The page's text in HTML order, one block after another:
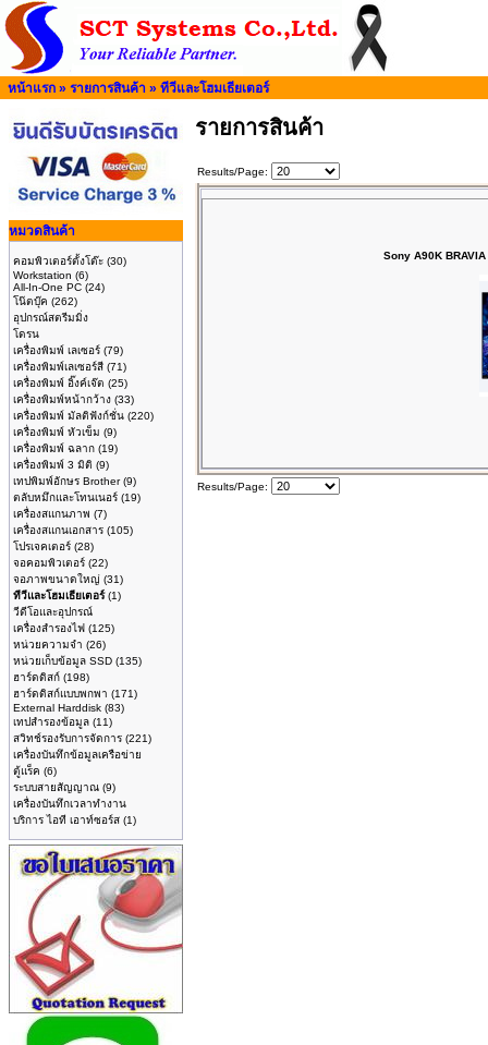
หน้าแรก » รายการสินค้า » ทีวีและโฮมเธียเตอร์
หมวดสินค้า
คอมพิวเตอร์ตั้งโต๊ะ (30)
Workstation (6)
All-In-One PC (24)
โน๊ตบุ๊ค (262)
อุปกรณ์สตรีมมิ่ง
โดรน
เครื่องพิมพ์ เลเซอร์ (79)
เครื่องพิมพ์เลเซอร์สี (71)
เครื่องพิมพ์ อิ๊งค์เจ๊ต (25)
เครื่องพิมพ์หน้ากว้าง (33)
เครื่องพิมพ์ มัลติฟังก์ชั่น (220)
เครื่องพิมพ์ หัวเข็ม (9)
เครื่องพิมพ์ ฉลาก (19)
เครื่องพิมพ์ 3 มิติ (9)
เทปพิมพ์อักษร Brother(9)
ตลับหมึกและโทนเนอร์ (19)
เครื่องสแกนภาพ (7)
เครื่องสแกนเอกสาร (105)
โปรเจคเตอร์ (28)
จอคอมพิวเตอร์ (22)
จอภาพขนาดใหญ่ (31)
ทีวีและโฮมเธียเตอร์(1)
วีดีโอและอุปกรณ์
เครื่องสำรองไฟ (125)
หน่วยความจำ (26)
หน่วยเก็บข้อมูล SSD (135)
ฮาร์ดดิสก์ (198)
ฮาร์ดดิสก์แบบพกพา (171)
External Harddisk (83)
เทปสำรองข้อมูล (11)
สวิทช์รองรับการจัดการ (221)
เครื่องบันทึกข้อมูลเครือข่าย
ตู้แร็ค (6)
ระบบสายสัญญาณ (9)
เครื่องบันทึกเวลาทำงาน
บริการ ไอที เอาท์ซอร์ส (1)
รายการสินค้า
Results/Page:
Sony A90K
Results/Page: